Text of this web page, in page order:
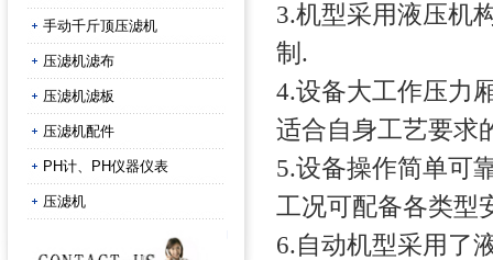
手动千斤顶压滤机
压滤机滤布
压滤机滤板
压滤机配件
PH计、PH仪器仪表
压滤机
3.机型采用液压机
制.
4.设备大工作压力
适合自身工艺要求
5.设备操作简单可
工况可配备各类型
6.自动机型采用了